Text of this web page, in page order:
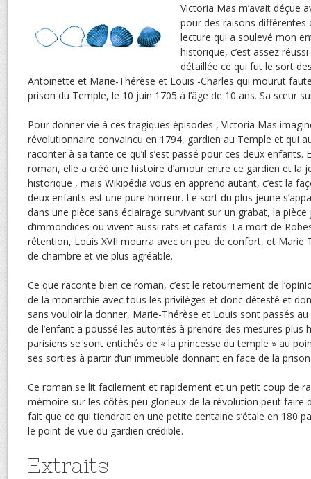
Victoria Mas m’avait déçue
pour des raisons différentes
lecture qui a soulevé mon
historique, c’est assez
détaillée ce qui fut le sort
Antoinette et Marie-Thérèse et Louis -Charles qui mourut
prison du Temple, le 10 juin 1705 à l’âge de 10 ans. Sa sœur
Pour donner vie à ces tragiques épisodes , Victoria Mas
révolutionnaire convaincu en 1794, gardien au Temple et qui
raconter à sa tante ce qu’il s’est passé pour ces deux enfants.
roman, elle a créé une histoire d’amour entre ce gardien et la
historique , mais Wikipédia vous en apprend autant, c’est la
deux enfants est une pure horreur. Le sort du plus jeune
dans une pièce sans éclairage survivant sur un grabat, la
d’immondices ou vivent aussi rats et cafards. La mort de
rétention, Louis XVII mourra avec un peu de confort, et Marie
de chambre et vie plus agréable.
Ce que raconte bien ce roman, c’est le retournement de
de la monarchie avec tous les privilèges et donc détesté et
sans vouloir la donner, Marie-Thérèse et Louis sont passés
de l’enfant a poussé les autorités à prendre des mesures plus
parisiens se sont entichés de « la princesse du temple » au
ses sorties à partir d’un immeuble donnant en face de la
Ce roman se lit facilement et rapidement et un petit coup de
mémoire sur les côtés peu glorieux de la révolution peut faire
fait que ce qui tiendrait en une petite centaine s’étale en 180
le point de vue du gardien crédible.
Extraits